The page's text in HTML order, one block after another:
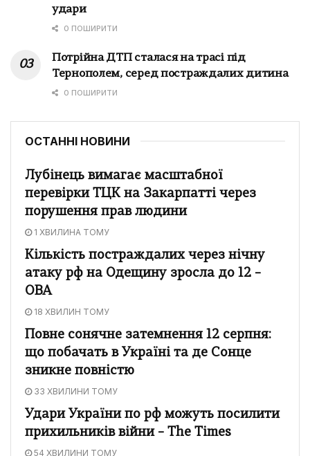
удари
0 ПОШИРИТИ
Потрійна ДТП сталася на трасі під
Тернополем, серед постраждалих дитина
0 ПОШИРИТИ
ОСТАННІ НОВИНИ
Лубінець вимагає масштабної
перевірки ТЦК на Закарпатті через
порушення прав людини
1 ХВИЛИНА ТОМУ
Кількість постраждалих через нічну
атаку рф на Одещину зросла до 12 –
ОВА
18 ХВИЛИН ТОМУ
Повне сонячне затемнення 12 серпня:
що побачать в Україні та де Сонце
зникне повністю
33 ХВИЛИНИ ТОМУ
Удари України по рф можуть посилити
прихильників війни – The Times
54 ХВИЛИНИ ТОМУ